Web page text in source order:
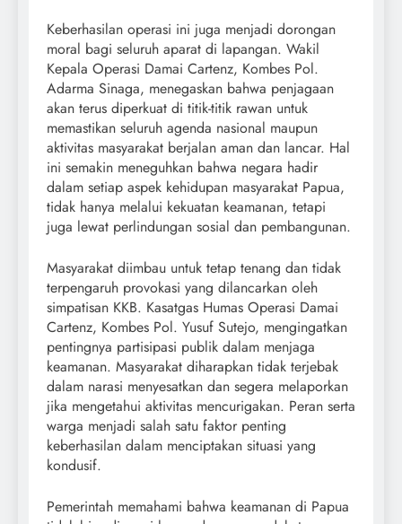
Keberhasilan operasi ini juga menjadi dorongan
moral bagi seluruh aparat di lapangan. Wakil
Kepala Operasi Damai Cartenz, Kombes Pol.
Adarma Sinaga, menegaskan bahwa penjagaan
akan terus diperkuat di titik-titik rawan untuk
memastikan seluruh agenda nasional maupun
aktivitas masyarakat berjalan aman dan lancar. Hal
ini semakin meneguhkan bahwa negara hadir
dalam setiap aspek kehidupan masyarakat Papua,
tidak hanya melalui kekuatan keamanan, tetapi
juga lewat perlindungan sosial dan pembangunan.
Masyarakat diimbau untuk tetap tenang dan tidak
terpengaruh provokasi yang dilancarkan oleh
simpatisan KKB. Kasatgas Humas Operasi Damai
Cartenz, Kombes Pol. Yusuf Sutejo, mengingatkan
pentingnya partisipasi publik dalam menjaga
keamanan. Masyarakat diharapkan tidak terjebak
dalam narasi menyesatkan dan segera melaporkan
jika mengetahui aktivitas mencurigakan. Peran serta
warga menjadi salah satu faktor penting
keberhasilan dalam menciptakan situasi yang
kondusif.
Pemerintah memahami bahwa keamanan di Papua